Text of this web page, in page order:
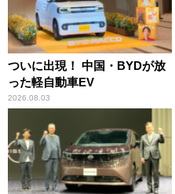
ついに出現！ 中国・BYDが放
った軽自動車EV
2026.08.03